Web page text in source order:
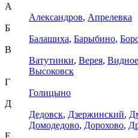
А
Александров, Апрелевка
Б
Балашиха, Барыбино,
В
Ватутинки, Верея, Видное
Высоковск
Г
Голицыно
Д
Дедовск, Дзержинский,
Домодедово, Дорохово,
Е